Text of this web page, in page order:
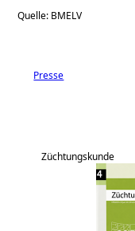
Quelle: BMELV
Presse
Züchtungskunde